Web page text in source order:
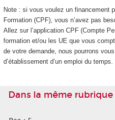
Note : si vous voulez un financement
Formation (CPF), vous n’avez pas
Allez sur l’application CPF (Compte
formation et/ou les UE que vous
de votre demande, nous pourrons
d’établissement d’un emploi du temps.
Dans la même rubrique